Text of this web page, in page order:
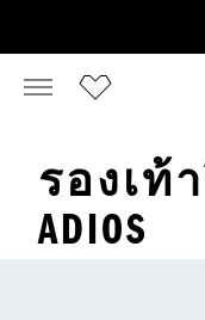
รองเท้า
ADIOS